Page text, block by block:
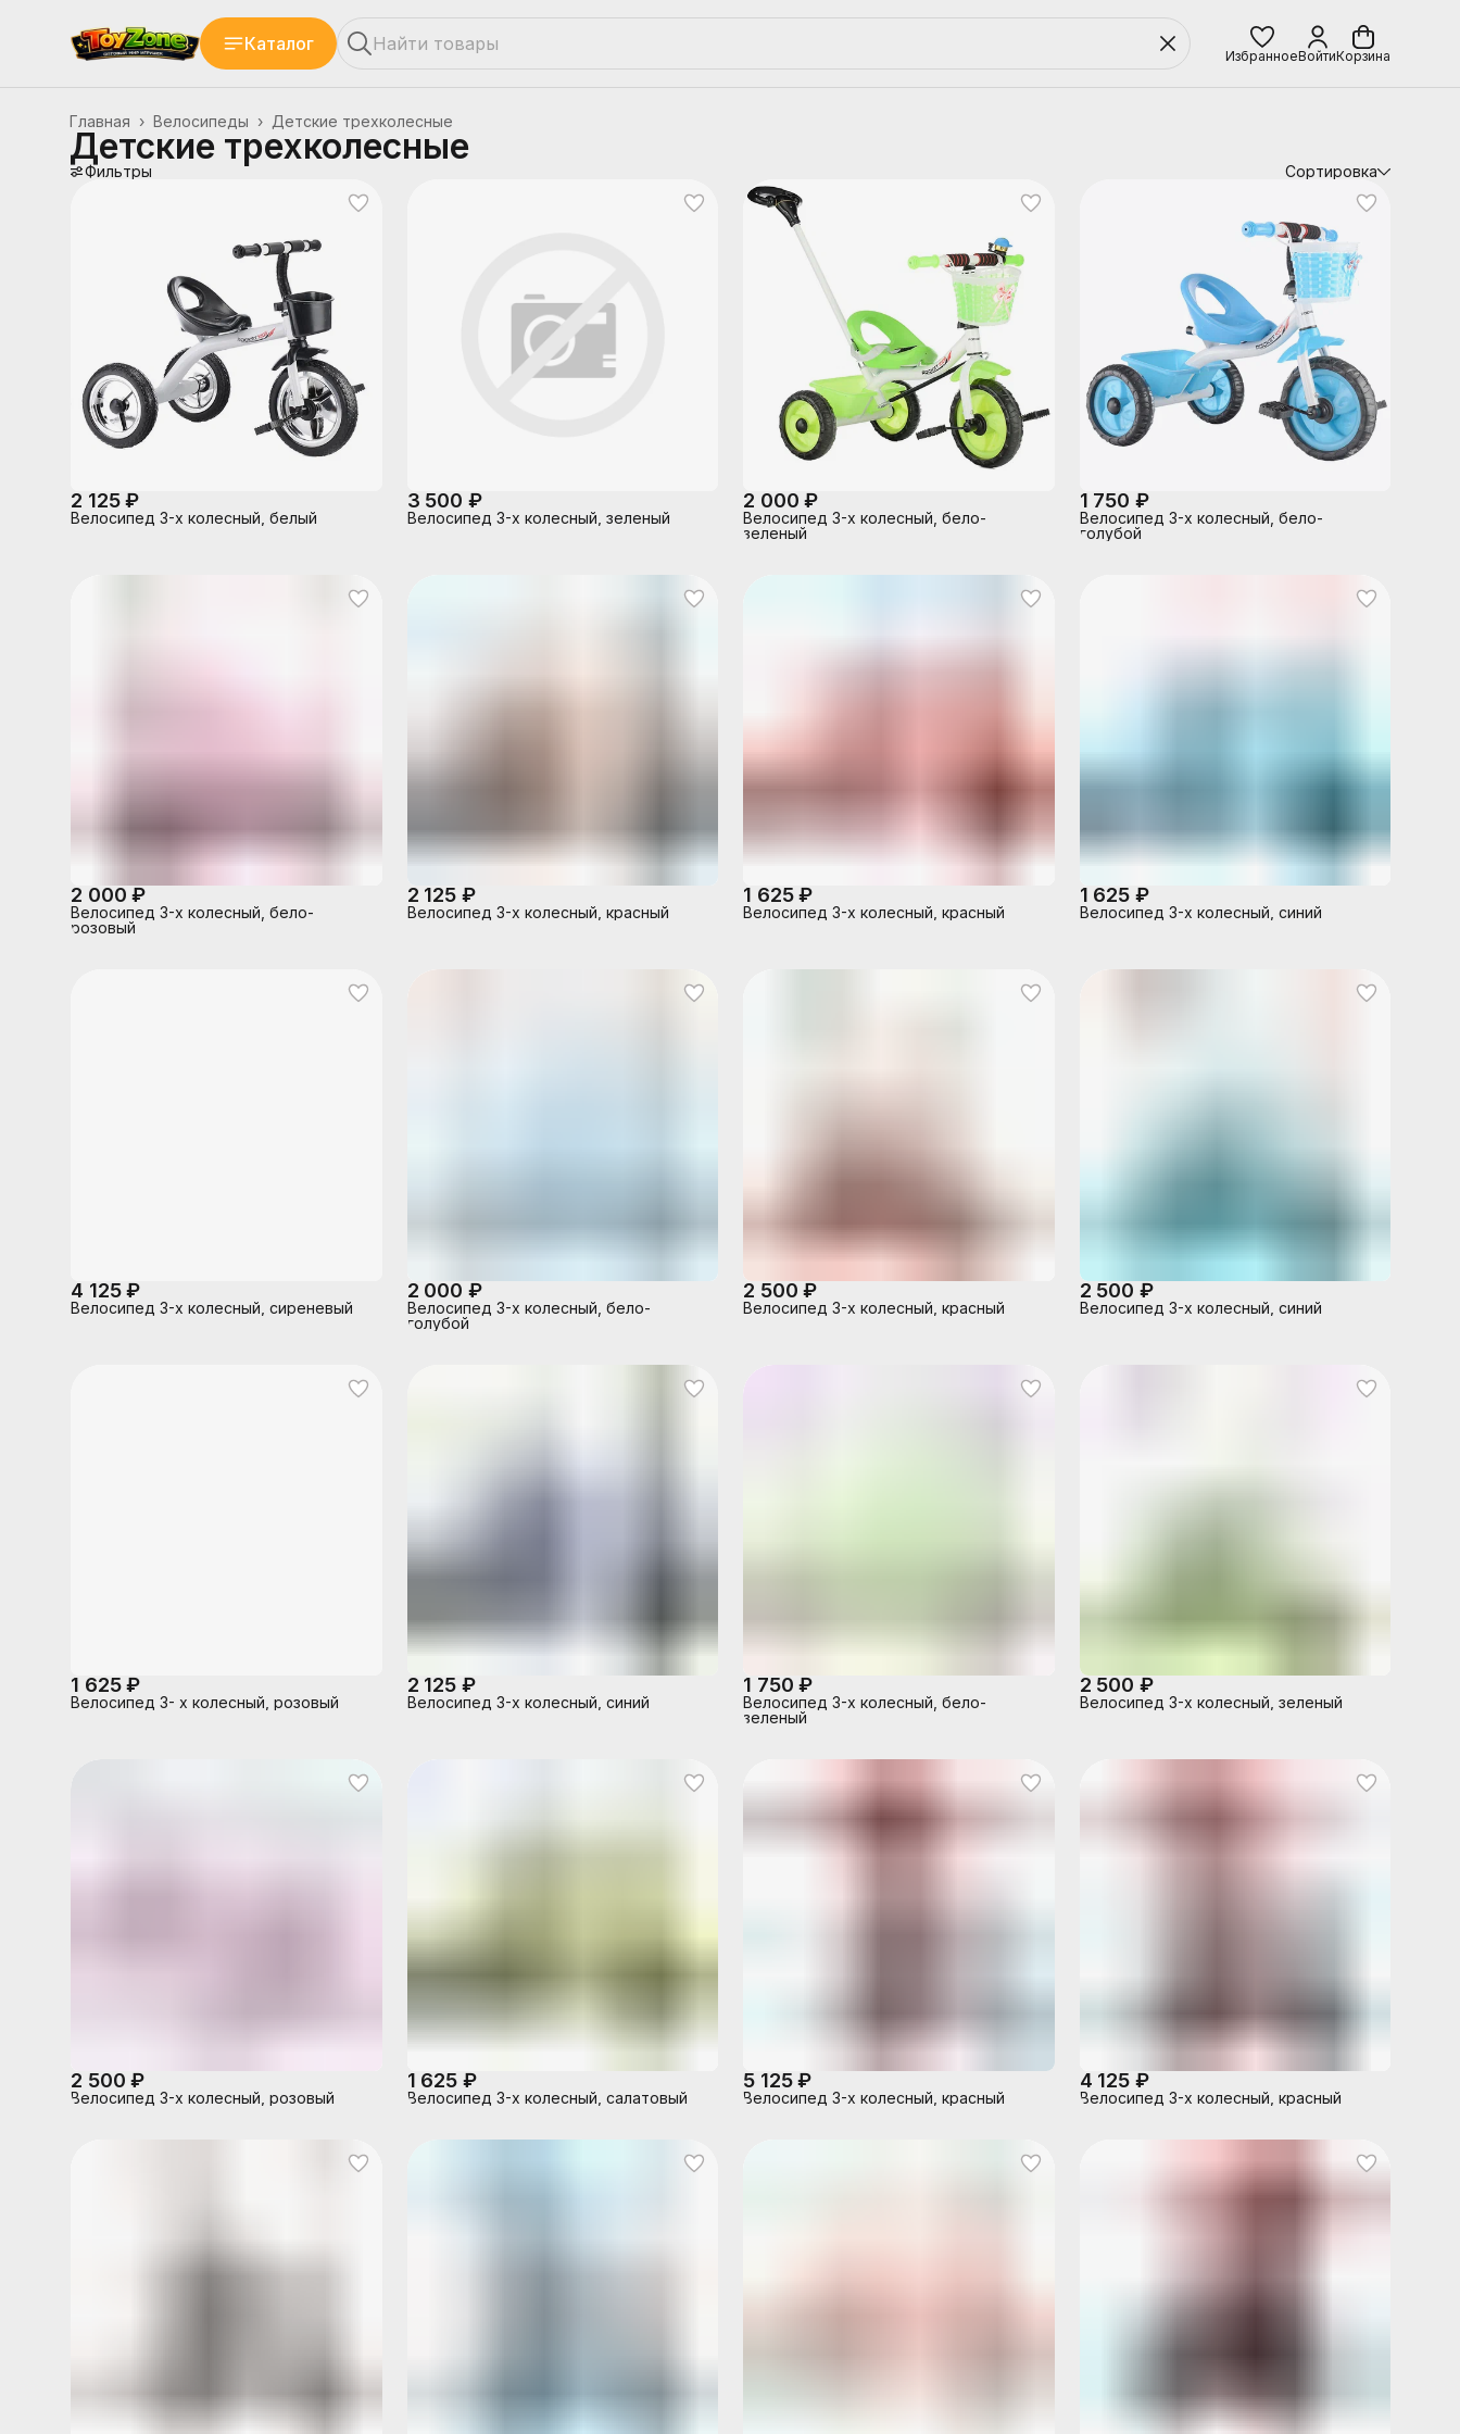
Каталог
ИзбранноеВойтиКорзина
Детские трехколесные
Велосипеды ›
Главная ›
Детские трехколесные
Фильтры Сортировка
2 125 ₽
Велосипед 3-х колесный, белый
3 500 ₽
Велосипед 3-х колесный, зеленый
2 000 ₽
Велосипед 3-х колесный, бело-
зеленый
1 750 ₽
Велосипед 3-х колесный, бело-
голубой
2 000 ₽
Велосипед 3-х колесный, бело-
розовый
2 125 ₽
Велосипед 3-х колесный, красный
1 625 ₽
Велосипед 3-х колесный, красный
1 625 ₽
Велосипед 3-х колесный, синий
4 125 ₽
Велосипед 3-х колесный, сиреневый
2 000 ₽
Велосипед 3-х колесный, бело-
голубой
2 500 ₽
Велосипед 3-х колесный, красный
2 500 ₽
Велосипед 3-х колесный, синий
1 625 ₽
Велосипед 3- х колесный, розовый
2 125 ₽
Велосипед 3-х колесный, синий
1 750 ₽
Велосипед 3-х колесный, бело-
зеленый
2 500 ₽
Велосипед 3-х колесный, зеленый
2 500 ₽
Велосипед 3-х колесный, розовый
1 625 ₽
Велосипед 3-х колесный, салатовый
5 125 ₽
Велосипед 3-х колесный, красный
4 125 ₽
Велосипед 3-х колесный, красный